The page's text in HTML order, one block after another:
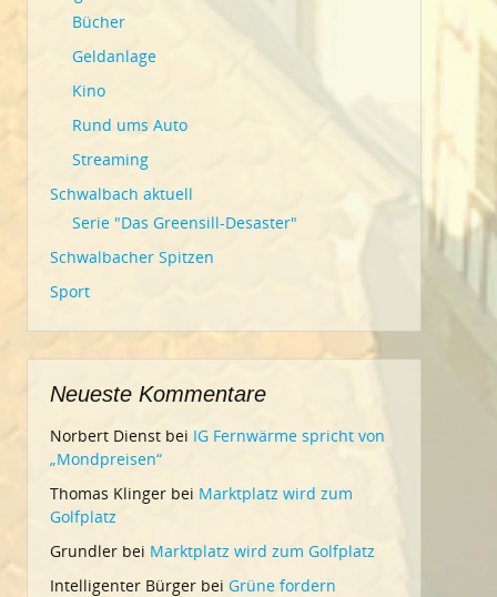
Bücher
Geldanlage
Kino
Rund ums Auto
Streaming
Schwalbach aktuell
Serie "Das Greensill-Desaster"
Schwalbacher Spitzen
Sport
Neueste Kommentare
Norbert Dienst bei IG Fernwärme spricht von
„Mondpreisen“
Thomas Klinger bei Marktplatz wird zum
Golfplatz
Grundler bei Marktplatz wird zum Golfplatz
Intelligenter Bürger bei Grüne fordern